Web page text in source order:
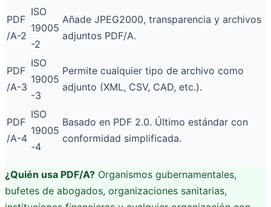
PDF
/A-2
ISO
19005
-2
Añade JPEG2000, transparencia y archivos
adjuntos PDF/A.
PDF
/A-3
ISO
19005
-3
Permite cualquier tipo de archivo como
adjunto (XML, CSV, CAD, etc.).
PDF
/A-4
ISO
19005
-4
Basado en PDF 2.0. Último estándar con
conformidad simplificada.
¿Quién usa PDF/A? Organismos gubernamentales,
bufetes de abogados, organizaciones sanitarias,